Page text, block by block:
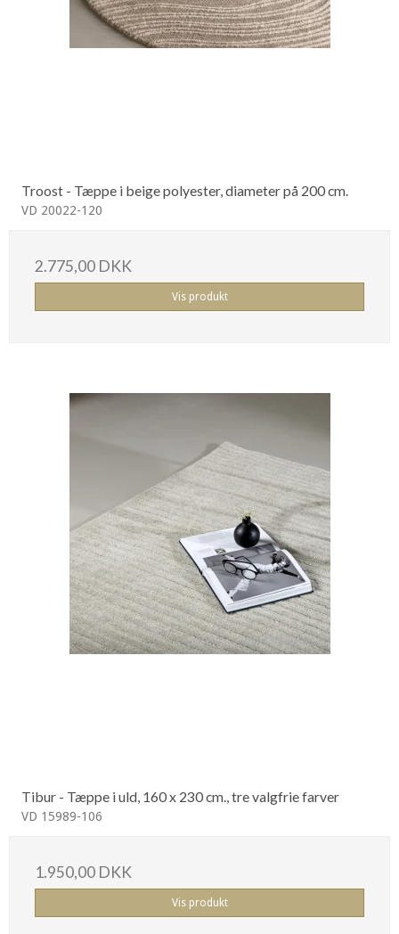
Troost - Tæppe i beige polyester, diameter på 200 cm.
VD 20022-120
2.775,00 DKK
Vis produkt
Tibur - Tæppe i uld, 160 x 230 cm., tre valgfrie farver
VD 15989-106
1.950,00 DKK
Vis produkt